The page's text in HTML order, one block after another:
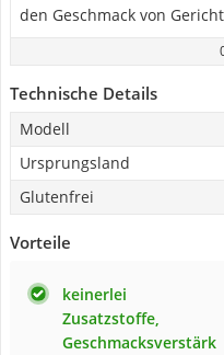
den Geschmack von
Technische Details
Modell
Ursprungsland
Glutenfrei
Vorteile
keinerlei
Zusatzstoffe,
Geschmacksverstärk